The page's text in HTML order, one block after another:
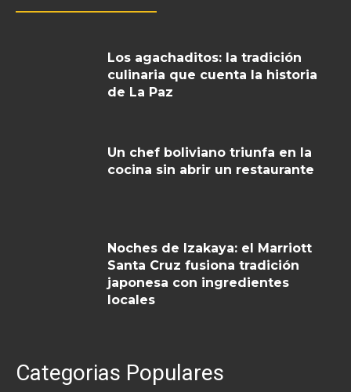
Los agachaditos: la tradición
culinaria que cuenta la historia
de La Paz
Un chef boliviano triunfa en la
cocina sin abrir un restaurante
Noches de Izakaya: el Marriott
Santa Cruz fusiona tradición
japonesa con ingredientes
locales
Categorias Populares